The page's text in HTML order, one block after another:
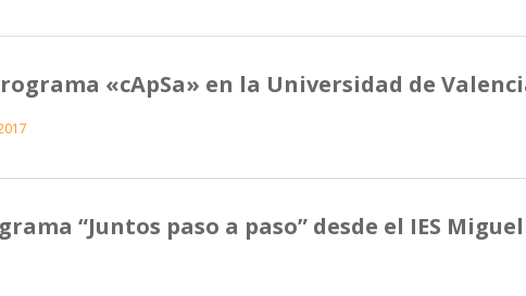
«cApSa» en la Universidad de
“Juntos paso a paso” desde el IES Miguel